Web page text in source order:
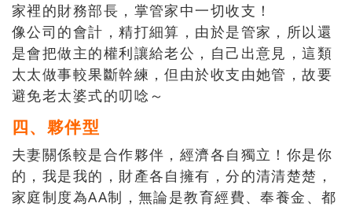
家裡的財務部長，掌管家中一切收支！
像公司的會計，精打細算，由於是管家，所以還
是會把做主的權利讓給老公，自己出意見，這類
太太做事較果斷幹練，但由於收支由她管，故要
避免老太婆式的叨唸～
四、夥伴型
夫妻關係較是合作夥伴，經濟各自獨立！你是你
的，我是我的，財產各自擁有，分的清清楚楚，
家庭制度為AA制，無論是教育經費、奉養金、都